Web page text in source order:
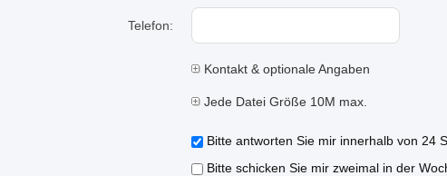
Telefon:
Kontakt & optionale Angaben
Jede Datei Größe 10M max.
Bitte antworten Sie mir innerhalb von 24
Bitte schicken Sie mir zweimal in der